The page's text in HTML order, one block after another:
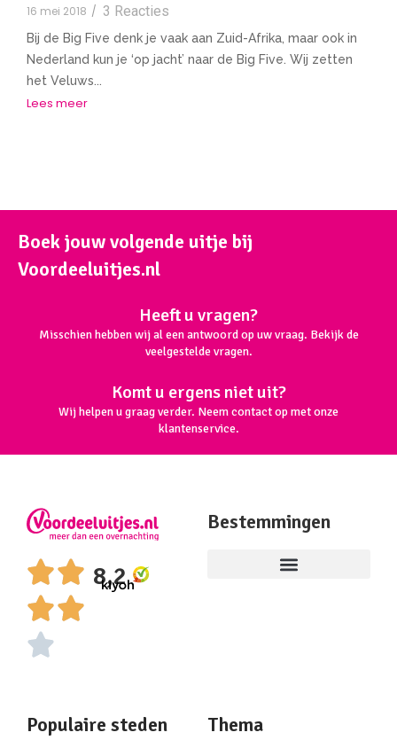
16 mei 2018 / 3 Reacties
Bij de Big Five denk je vaak aan Zuid-Afrika, maar ook in
Nederland kun je ‘op jacht’ naar de Big Five. Wij zetten
het Veluws...
Lees meer
Boek jouw volgende uitje bij
Voordeeluitjes.nl
Heeft u vragen?
Misschien hebben wij al een antwoord op uw vraag. Bekijk de
veelgestelde vragen.
Komt u ergens niet uit?
Wij helpen u graag verder. Neem contact op met onze
klantenservice.
8,2
Bestemmingen
Populaire steden Thema